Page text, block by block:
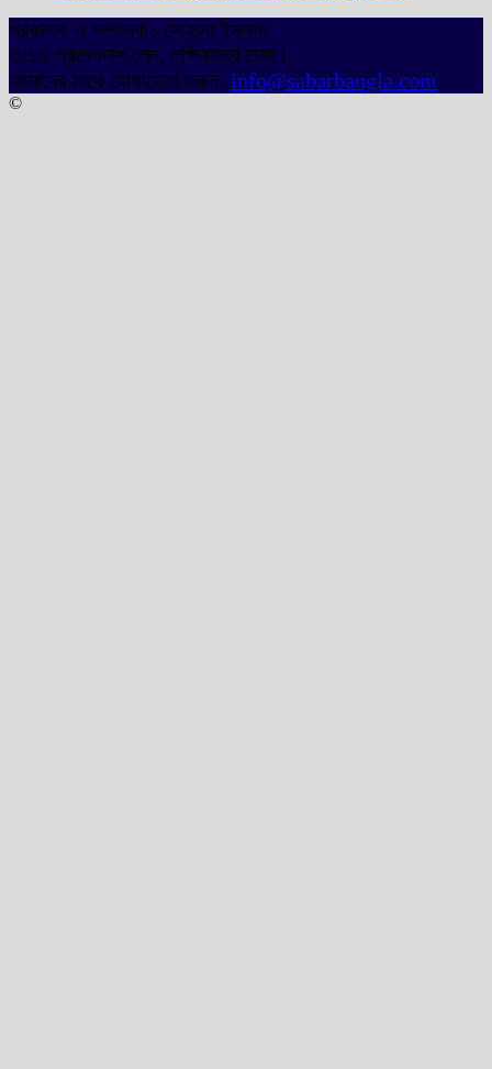
প্রকাশক ও সম্পাদক : সোহানা ইসলাম
৩/১৩ প্রতাপদাশ লেন, লক্ষিবাজার ঢাকা।
আমাদের সাথে যোগাযোগ করুন: info@sabarbangla.com
©